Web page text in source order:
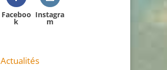
Faceboo
k
Instagra
m
Actualités